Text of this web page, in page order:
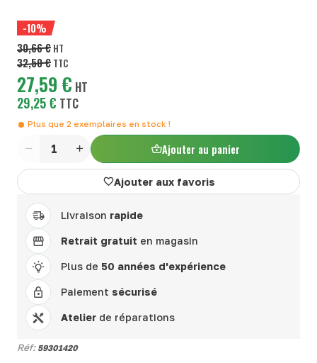
-10%
30,66 € HT
32,50 € TTC
27,59 € HT
29,25 € TTC
Plus que 2 exemplaires en stock !
Quantité Ajouter au panier
Ajouter aux favoris
Livraison rapide
Retrait gratuit en magasin
Plus de 50 années d'expérience
Paiement sécurisé
Atelier de réparations
Réf: 59301420